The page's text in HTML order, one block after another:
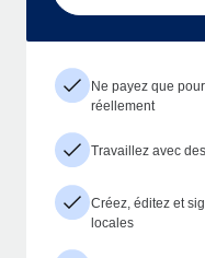
Ne payez que
réellement
Travaillez avec
Créez, éditez et
locales